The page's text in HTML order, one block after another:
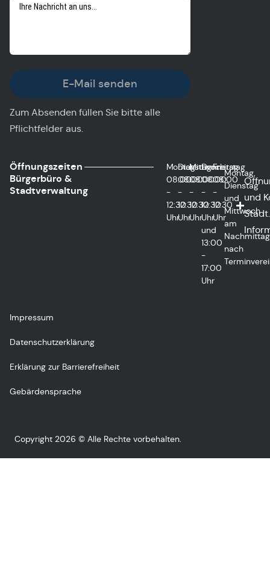
E-Mail senden
Zum Absenden füllen Sie bitte alle
Pflichtfelder aus.
Öffnungszeiten
Bürgerbüro &
Stadtverwaltung
Montag
08:00
-
12:30
Uhr
Dienstag
08:00
-
12:30
Uhr
Mittwoch
08:00
-
12:30
Uhr
Donnerstag
08:00
-
12:30
Uhr
und
13:00
-
17:00
Uhr
Freitag
08:00
-
12:30
Uhr
Montag,
Dienstag
und
Mittwoch
am
Nachmittag
nach
und
Impressum
Datenschutzerklärung
Erklärung zur Barrierefreiheit
Gebärdensprache
Copyright 2026 © Alle Rechte vorbehalten.